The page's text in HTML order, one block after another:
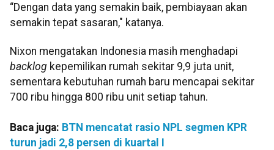
“Dengan data yang semakin baik, pembiayaan akan
semakin tepat sasaran," katanya.
Nixon mengatakan Indonesia masih menghadapi
backlog kepemilikan rumah sekitar 9,9 juta unit,
sementara kebutuhan rumah baru mencapai sekitar
700 ribu hingga 800 ribu unit setiap tahun.
Baca juga: BTN mencatat rasio NPL segmen KPR
turun jadi 2,8 persen di kuartal I